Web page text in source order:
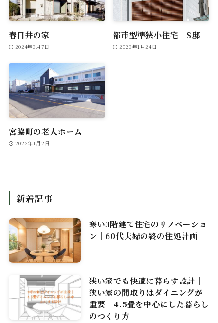
春日井の家
2024年3月7日
都市型準狭小住宅 S邸
2023年1月24日
宮脇町の老人ホーム
2022年1月2日
新着記事
寒い3階建て住宅のリノベーショ
ン｜60代夫婦の終の住処計画
狭い家でも快適に暮らす設計｜
狭い家の間取りはダイニングが
重要｜4.5畳を中心にした暮らし
のつくり方